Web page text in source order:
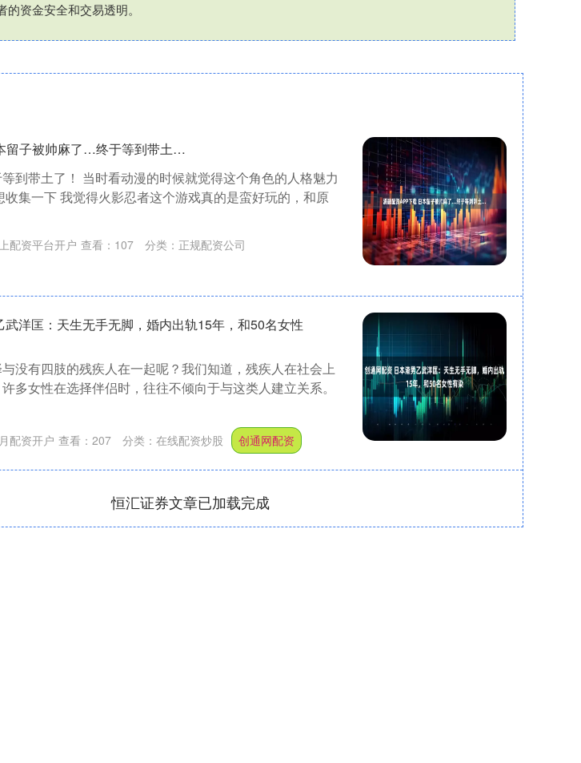
资金安全和交易透明。
留子被帅麻了…终于等到带土…
到带土了！ 当时看动漫的时候就觉得这个角色的人格魅力
集一下 我觉得火影忍者这个游戏真的是蛮好玩的，和原
配资平台开户 查看： 107 分类： 正规配资公司
洋匡：天生无手无脚，婚内出轨15年，和50名女性
没有四肢的残疾人在一起呢？我们知道，残疾人在社会上
多女性在选择伴侣时，往往不倾向于与这类人建立关系。
配资开户 查看： 207 分类： 在线配资炒股 创通网配资
恒汇证券文章已加载完成